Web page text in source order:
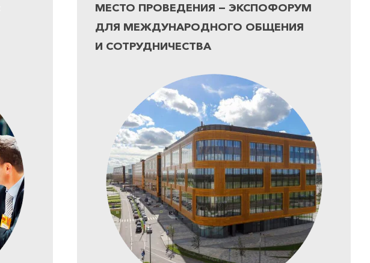
МЕСТО ПРОВЕДЕНИЯ — ЭКСПОФОРУМ
ДЛЯ МЕЖДУНАРОДНОГО ОБЩЕНИЯ
И СОТРУДНИЧЕСТВА